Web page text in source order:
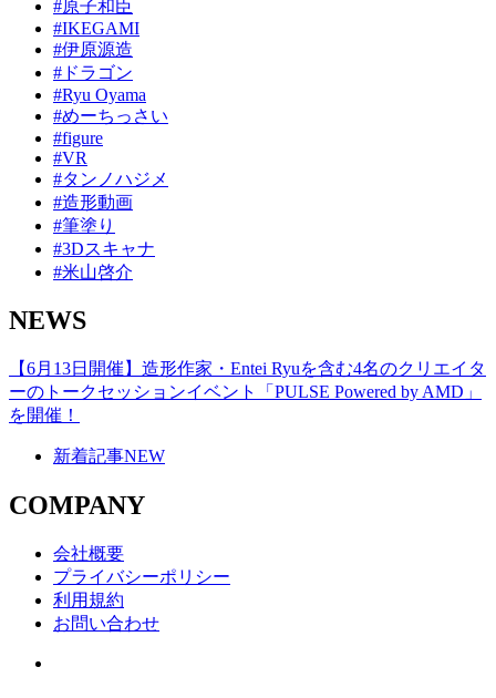
#原子和臣
#IKEGAMI
#伊原源造
#ドラゴン
#Ryu Oyama
#めーちっさい
#figure
#VR
#タンノハジメ
#造形動画
#筆塗り
#3Dスキャナ
#米山啓介
NEWS
【6月13日開催】造形作家・Entei Ryuを含む4名のクリエイタ
ーのトークセッションイベント「PULSE Powered by AMD」
を開催！
新着記事NEW
COMPANY
会社概要
プライバシーポリシー
利用規約
お問い合わせ